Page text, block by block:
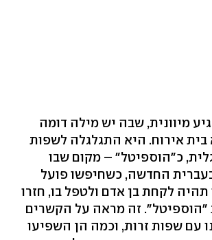
מיוונית, שבה יש מילה דומה
אירוח. היא התגלגלה לשפות
כ"הוספיטל" – מקום שבו
החדשה, כשחיפשו פועל
לקחת בן אדם ולטפל בו, חזרו
"הוספיטל". זה מראה על הקשרים
עם שפות זרות, וכמה הן השפיעו